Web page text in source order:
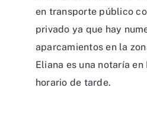
en transporte público
privado ya que hay
aparcamientos en la
Eliana es una notaría en
horario de tarde.